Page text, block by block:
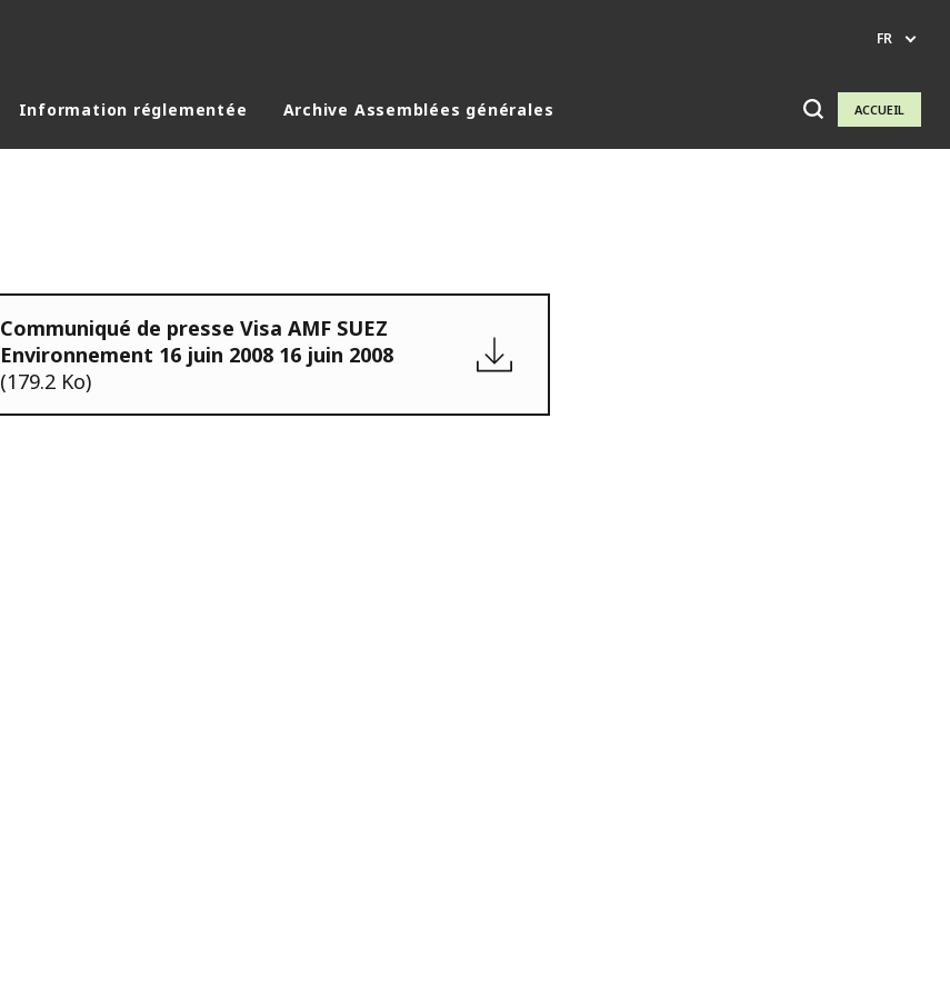
FR
Information réglementée Archive Assemblées générales ACCUEIL
Communiqué de presse Visa AMF SUEZ
Environnement 16 juin 2008 16 juin 2008
(179.2 Ko)